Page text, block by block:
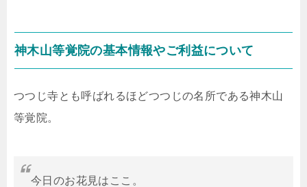
神木山等覚院の基本情報やご利益について
つつじ寺とも呼ばれるほどつつじの名所である神木山
等覚院。
今日のお花見はここ。